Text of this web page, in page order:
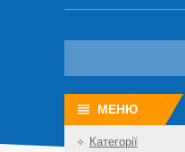
Категорії